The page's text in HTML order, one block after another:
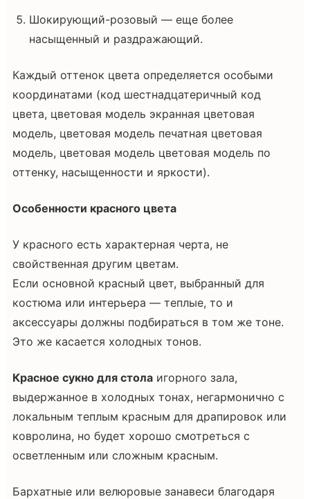
Шокирующий-розовый — еще более
насыщенный и раздражающий.
Каждый оттенок цвета определяется особыми
координатами (код шестнадцатеричный код
цвета, цветовая модель экранная цветовая
модель, цветовая модель печатная цветовая
модель, цветовая модель цветовая модель по
оттенку, насыщенности и яркости).
Особенности красного цвета
У красного есть характерная черта, не
свойственная другим цветам.
Если основной красный цвет, выбранный для
костюма или интерьера — теплые, то и
аксессуары должны подбираться в том же тоне.
Это же касается холодных тонов.
Красное сукно для стола игорного зала,
выдержанное в холодных тонах, негармонично с
локальным теплым красным для драпировок или
ковролина, но будет хорошо смотреться с
осветленным или сложным красным.
Бархатные или велюровые занавеси благодаря